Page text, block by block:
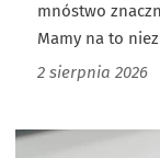
mnóstwo
Mamy na to
2 sierpnia 2026